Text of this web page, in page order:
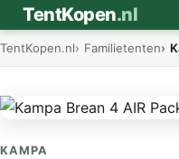
TentKopen.nl
TentKopen.nl Familietenten
KAMPA